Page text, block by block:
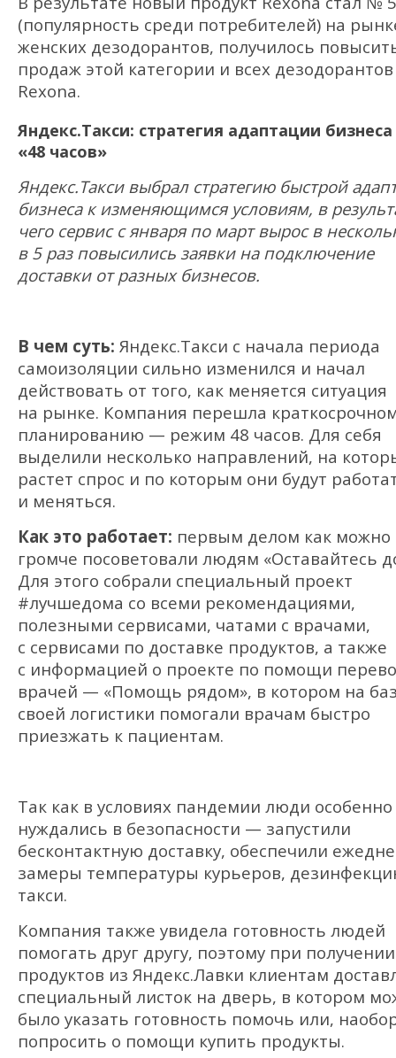
(популярность среди потребителей) на
женских дезодорантов, получилось
продаж этой категории и всех дезодорантов
Rexona.
Яндекс.Такси: стратегия адаптации бизнеса
«48 часов»
Яндекс.Такси выбрал стратегию быстрой
бизнеса к изменяющимся условиям, в
чего сервис с января по март вырос в
в 5 раз повысились заявки на подключение
доставки от разных бизнесов.
В чем суть: Яндекс.Такси с начала периода
самоизоляции сильно изменился и начал
действовать от того, как меняется ситуация
на рынке. Компания перешла
планированию — режим 48 часов. Для себя
выделили несколько направлений, на
растет спрос и по которым они будут
и меняться.
Как это работает: первым делом как можно
громче посоветовали людям «Оставайтесь
Для этого собрали специальный проект
#лучшедома со всеми рекомендациями,
полезными сервисами, чатами с врачами,
с сервисами по доставке продуктов, а также
с информацией о проекте по помощи
врачей — «Помощь рядом», в котором на
своей логистики помогали врачам быстро
приезжать к пациентам.
Так как в условиях пандемии люди особенно
нуждались в безопасности — запустили
бесконтактную доставку, обеспечили
замеры температуры курьеров,
такси.
Компания также увидела готовность людей
помогать друг другу, поэтому при получении
продуктов из Яндекс.Лавки клиентам
специальный листок на дверь, в котором
было указать готовность помочь или,
попросить о помощи купить продукты.